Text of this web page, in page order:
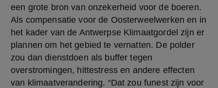
een grote bron van onzekerheid voor de boeren.
Als compensatie voor de Oosterweelwerken en in
het kader van de Antwerpse Klimaatgordel zijn er
plannen om het gebied te vernatten. De polder
zou dan dienstdoen als buffer tegen
overstromingen, hittestress en andere effecten
van klimaatverandering. “Dat zou funest zijn voor